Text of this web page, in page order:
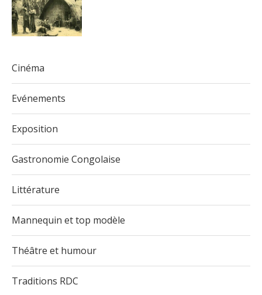
Cinéma
Evénements
Exposition
Gastronomie Congolaise
Littérature
Mannequin et top modèle
Théâtre et humour
Traditions RDC